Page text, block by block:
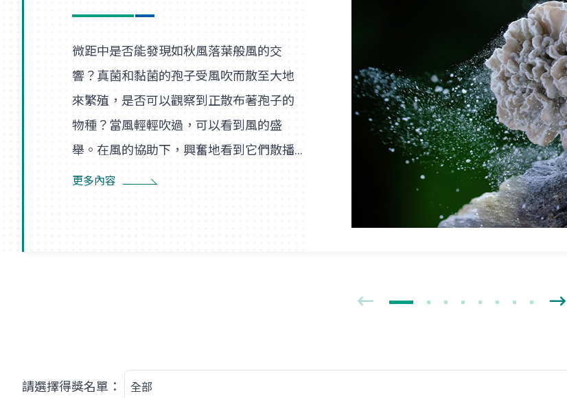
微距中是否能發現如秋風落葉般風的交
響？真菌和黏菌的孢子受風吹而散至大地
來繁殖，是否可以觀察到正散布著孢子的
物種？當風輕輕吹過，可以看到風的盛
舉。在風的協助下，興奮地看到它們散播
孢子的盛況，在精彩過程中也看到了風的
更多內容
請選擇得獎名單：